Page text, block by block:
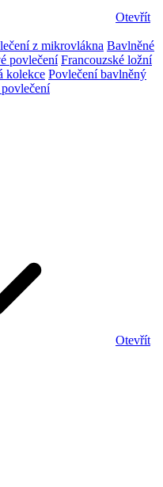
Otevřít
z mikrovlákna Bavlněné
povlečení Francouzské ložní
kolekce Povlečení bavlněný
Otevřít